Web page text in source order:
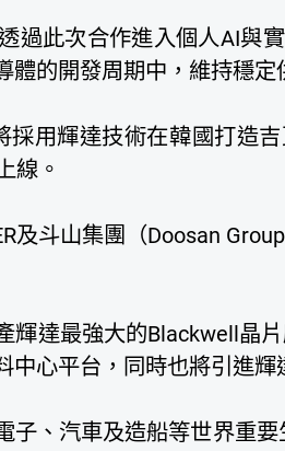
過此次合作進入個人AI與
的開發周期中，維持穩定
採用輝達技術在韓國打造
線。
及斗山集團（Doosan
達最強大的Blackwell晶
心平台，同時也將引進輝
子、汽車及造船等世界重